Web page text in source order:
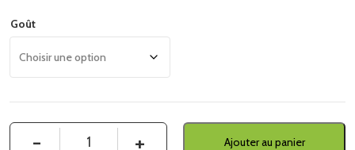
Goût
Ajouter au panier